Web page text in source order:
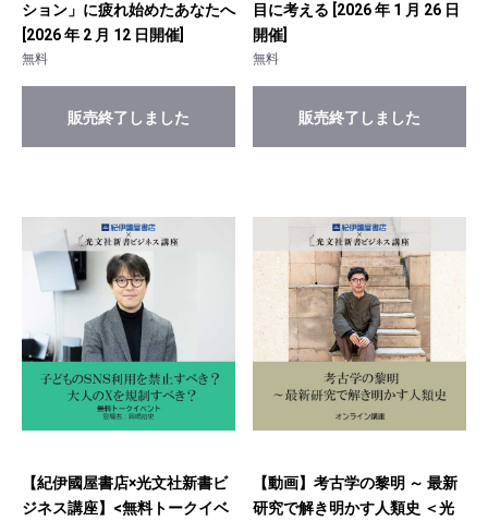
ション」に疲れ始めたあなたへ
[2026 年 2 月 12 日開催]
無料
販売終了しました
目に考える [2026 年 1 月 26 日
開催]
無料
販売終了しました
【紀伊國屋書店×光文社新書ビ
ジネス講座】<無料トークイベ
【動画】考古学の黎明 ～ 最新
研究で解き明かす人類史 ＜光